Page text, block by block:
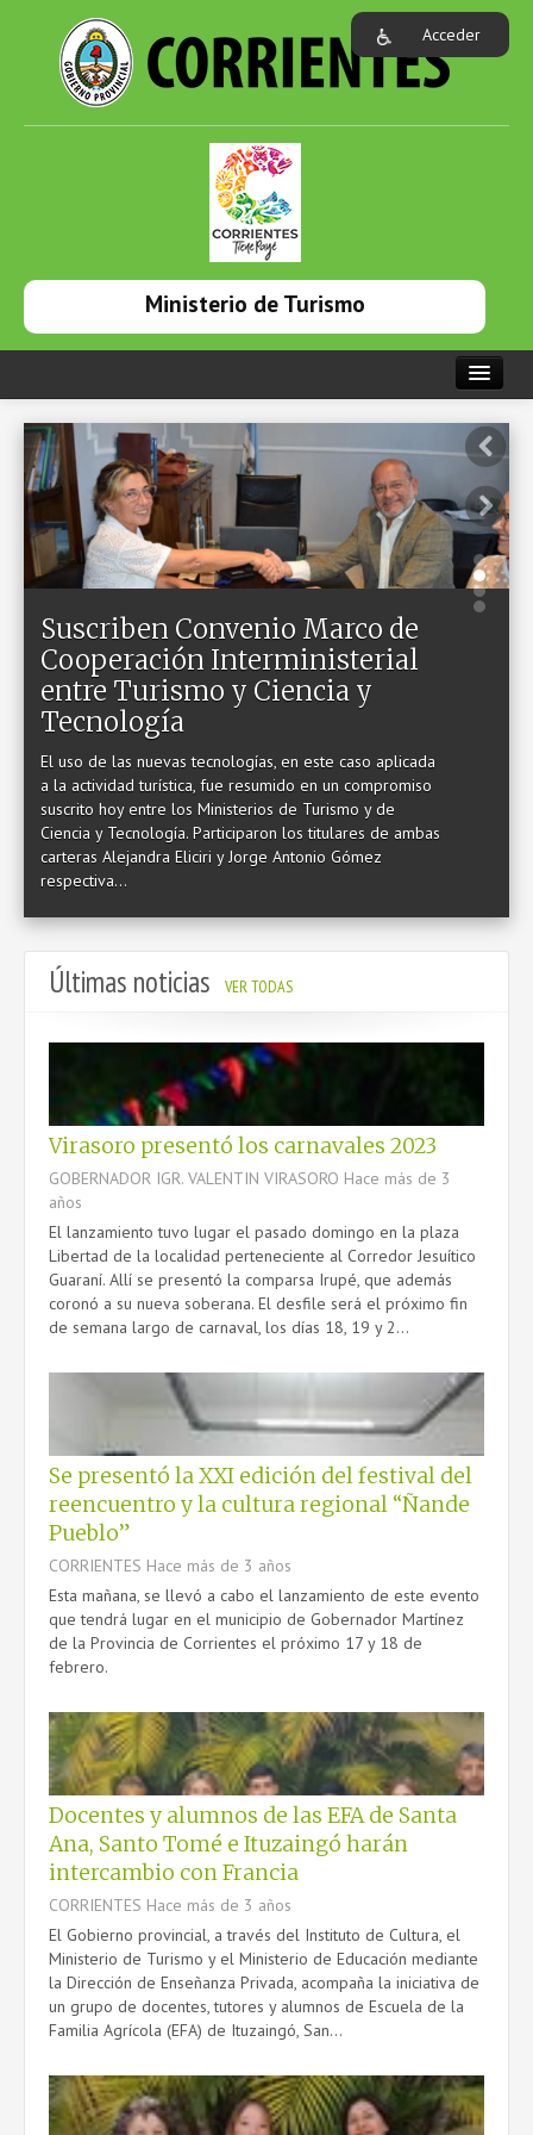
Acceder
Ministerio de Turismo
INSTITUCIONAL
NOTICIAS
PRESTACIONES
MANUAL DE IDENTIDAD GRÁFICA
CONTACTO
Suscriben Convenio Marco de
Cooperación Interministerial
entre Turismo y Ciencia y
Tecnología
El uso de las nuevas tecnologías, en este caso aplicada
a la actividad turística, fue resumido en un compromiso
suscrito hoy entre los Ministerios de Turismo y de
Ciencia y Tecnología. Participaron los titulares de ambas
carteras Alejandra Eliciri y Jorge Antonio Gómez
respectiva...
Últimas noticias VER TODAS
Virasoro presentó los carnavales 2023
GOBERNADOR IGR. VALENTIN VIRASORO Hace más de 3
años
El lanzamiento tuvo lugar el pasado domingo en la plaza
Libertad de la localidad perteneciente al Corredor Jesuítico
Guaraní. Allí se presentó la comparsa Irupé, que además
coronó a su nueva soberana. El desfile será el próximo fin
de semana largo de carnaval, los días 18, 19 y 2...
Se presentó la XXI edición del festival del
reencuentro y la cultura regional “Ñande
Pueblo”
CORRIENTES Hace más de 3 años
Esta mañana, se llevó a cabo el lanzamiento de este evento
que tendrá lugar en el municipio de Gobernador Martínez
de la Provincia de Corrientes el próximo 17 y 18 de
febrero.
Docentes y alumnos de las EFA de Santa
Ana, Santo Tomé e Ituzaingó harán
intercambio con Francia
CORRIENTES Hace más de 3 años
El Gobierno provincial, a través del Instituto de Cultura, el
Ministerio de Turismo y el Ministerio de Educación mediante
la Dirección de Enseñanza Privada, acompaña la iniciativa de
un grupo de docentes, tutores y alumnos de Escuela de la
Familia Agrícola (EFA) de Ituzaingó, San...